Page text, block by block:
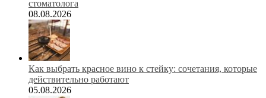
стоматолога
08.08.2026
Как выбрать красное вино к стейку: сочетания, которые
действительно работают
05.08.2026